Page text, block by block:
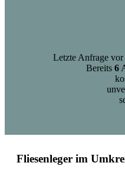
Letzte Anfrage vor
Bereits 6
Fliesenleger im